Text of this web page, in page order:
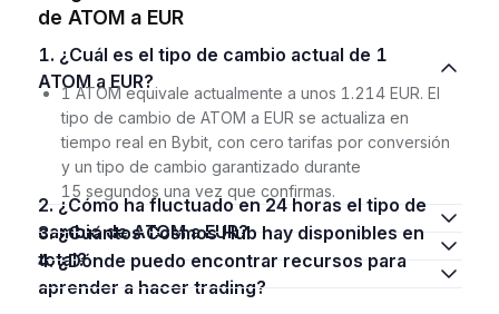
de ATOM a EUR
1. ¿Cuál es el tipo de cambio actual de 1
ATOM a EUR?
1 ATOM equivale actualmente a unos 1.214 EUR. El
tipo de cambio de ATOM a EUR se actualiza en
tiempo real en Bybit, con cero tarifas por conversión
y un tipo de cambio garantizado durante
15 segundos una vez que confirmas.
2. ¿Cómo ha fluctuado en 24 horas el tipo de
cambio de ATOM a EUR?
3. ¿Cuántos Cosmos Hub hay disponibles en
total?
4. ¿Dónde puedo encontrar recursos para
aprender a hacer trading?